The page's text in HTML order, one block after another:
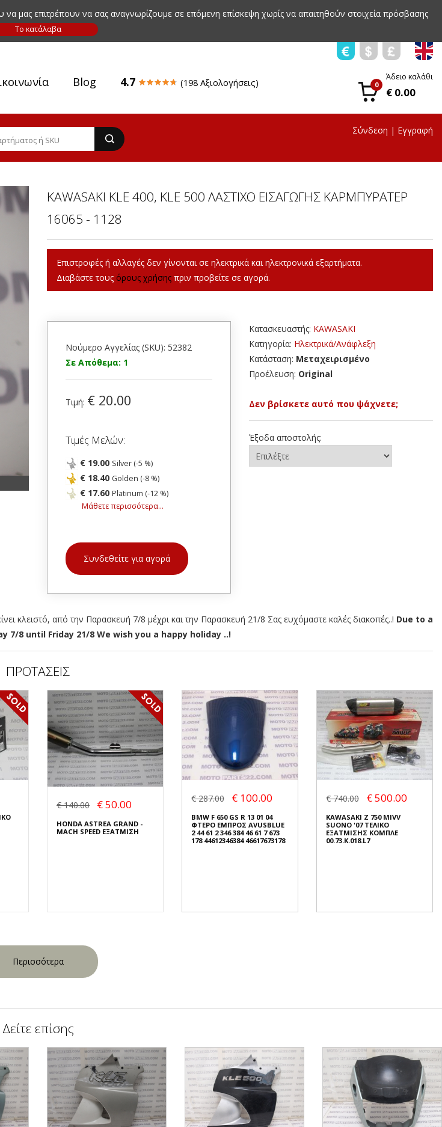
μας επιτρέπουν να σας αναγνωρίζουμε σε επόμενη επίσκεψη χωρίς να απαιτηθούν στοιχεία πρόσβασης
Blog 4.7 (198 Αξιολογήσεις) 0
Άδειο καλάθι
€ 0.00
Σύνδεση | Εγγραφή
KAWASAKI KLE 400, KLE 500 ΛΑΣΤΙΧΟ ΕΙΣΑΓΩΓΗΣ ΚΑΡΜΠΥΡΑΤΕΡ
16065 - 1128
Επιστροφές ή αλλαγές δεν γίνονται σε ηλεκτρικά και ηλεκτρονικά εξαρτήματα.
Διαβάστε τους όρους χρήσης πριν προβείτε σε αγορά.
Νούμερο Αγγελίας (SKU): 52382
Σε Απόθεμα: 1
Τιμή: € 20.00
Τιμές Μελών:
€ 19.00 Silver (-5 %)
€ 18.40 Golden (-8 %)
€ 17.60 Platinum (-12 %)
Μάθετε περισσότερα...
Συνδεθείτε για αγορά
Κατασκευαστής: KAWASAKI
Κατηγορία: Ηλεκτρικά/Ανάφλεξη
Κατάσταση: Μεταχειρισμένο
Προέλευση: Original
Δεν βρίσκετε αυτό που ψάχνετε;
Έξοδα αποστολής:
κλειστό, από την Παρασκευή 7/8 μέχρι και την Παρασκευή 21/8 Σας ευχόμαστε καλές διακοπές..! Due to a
8 until Friday 21/8 We wish you a happy holiday ..!
ΠΡΟΤΑΣΕΙΣ
€ 140.00 € 50.00
HONDA ASTREA GRAND -
MACH SPEED ΕΞΑΤΜΙΣΗ
€ 287.00 € 100.00
BMW F 650 GS R 13 01 04
ΦΤΕΡΟ ΕΜΠΡΟΣ AVUSBLUE
2 44 61 2 346 384 46 61 7 673
178 44612346384 46617673178
€ 740.00 € 500.00
KAWASAKI Z 750 MIVV
SUONO '07 ΤΕΛΙΚΟ
ΕΞΑΤΜΙΣΗΣ ΚΟΜΠΛΕ
00.73.K.018.L7
Περισσότερα
Δείτε επίσης